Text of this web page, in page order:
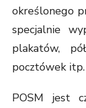
określonego
specjalnie
plakatów,
pocztówek itp.
POSM jest